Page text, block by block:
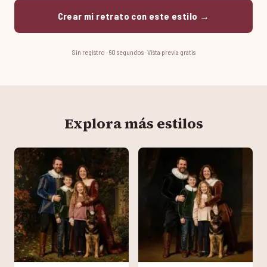
Crear mi retrato con este estilo →
Sin registro · 60 segundos · Vista previa gratis
Explora más estilos